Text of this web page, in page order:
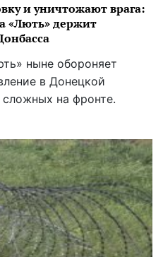
и уничтожают врага:
«Лють» держит
ныне обороняет
в Донецкой
на фронте.